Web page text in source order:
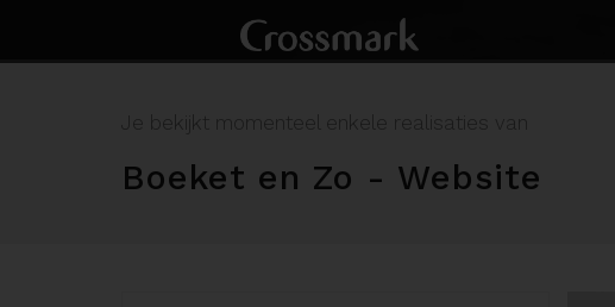
Je bekijkt momenteel enkele realisaties van
Boeket en Zo - Website